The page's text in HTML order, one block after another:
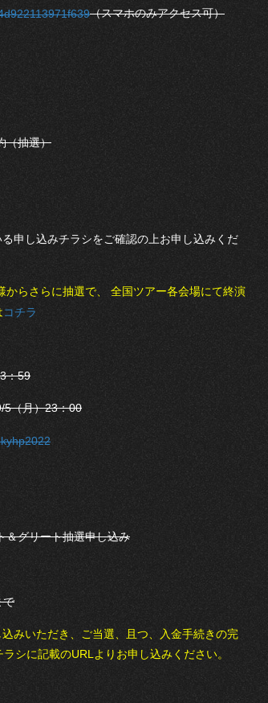
（スマホのみアクセス可）
（抽選）
申し込みチラシをご確認の上お申し込みくだ
らさらに抽選で、 全国ツアー各会場にて終演
コチラ
：59
5（月）23：00
＆グリート抽選申し込み
で
みいただき、ご当選、且つ、入金手続きの完
シに記載のURLよりお申し込みください。